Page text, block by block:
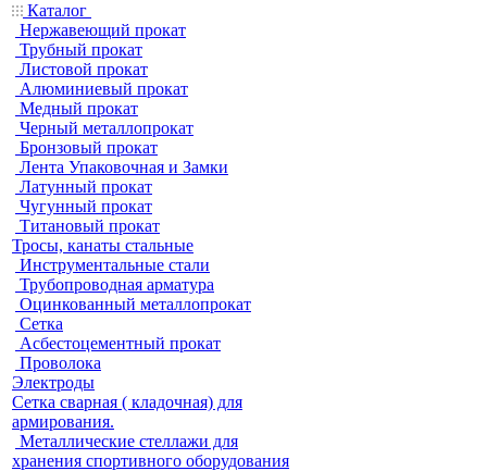
Каталог
Нержавеющий прокат
Трубный прокат
Листовой прокат
Алюминиевый прокат
Медный прокат
Черный металлопрокат
Бронзовый прокат
Лента Упаковочная и Замки
Латунный прокат
Чугунный прокат
Титановый прокат
Тросы, канаты стальные
Инструментальные стали
Трубопроводная арматура
Оцинкованный металлопрокат
Сетка
Асбестоцементный прокат
Проволока
Электроды
Сетка сварная ( кладочная) для
армирования.
Металлические стеллажи для
хранения спортивного оборудования